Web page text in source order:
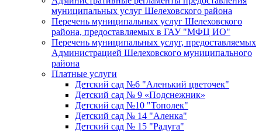
муниципальных услуг Шелеховского района
Перечень муниципальных услуг Шелеховского
района, предоставляемых в ГАУ "МФЦ ИО"
Перечень муниципальных услуг, предоставляемых
Администрацией Шелеховского муниципального
района
Платные услуги
Детский сад №6 "Аленький цветочек"
Детский сад № 9 «Подснежник»
Детский сад №10 "Тополек"
Детский сад № 14 "Аленка"
Детский сад № 15 "Радуга"